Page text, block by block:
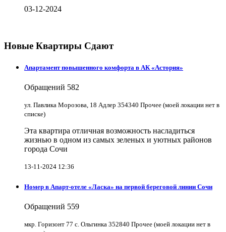
03-12-2024
Новые Квартиры Сдают
Апартамент повышенного комфорта в АК «Астория»
Обращений 582
ул. Павлика Морозова, 18 Адлер 354340 Прочее (моей локации нет в
списке)
Эта квартира отличная возможность насладиться
жизнью в одном из самых зеленых и уютных районов
города Сочи
13-11-2024 12:36
Номер в Апарт-отеле «Ласка» на первой береговой линии Сочи
Обращений 559
мкр. Горизонт 77 с. Ольгинка 352840 Прочее (моей локации нет в